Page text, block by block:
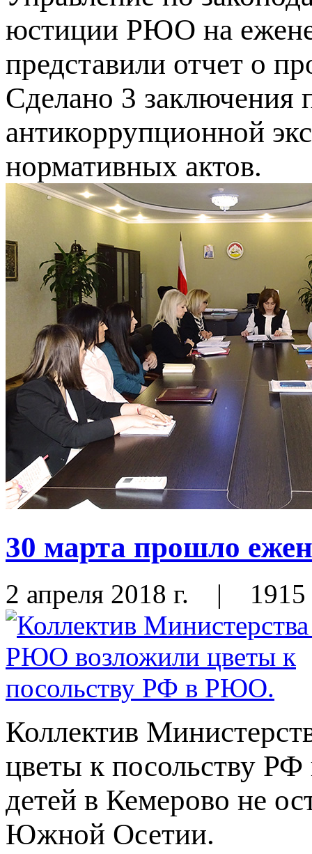
юстиции РЮО на
представили отчет о
Сделано 3 заключения
антикоррупционной
нормативных актов.
30 марта прошло
2 апреля 2018 г. | 1915
Коллектив
цветы к посольству
детей в Кемерово не
Южной Осетии.